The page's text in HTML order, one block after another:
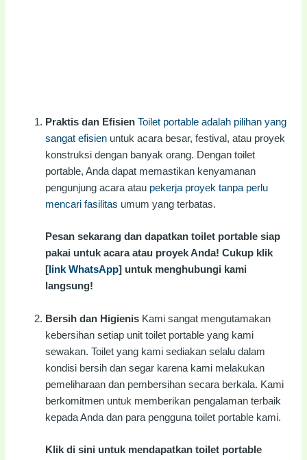
Praktis dan Efisien Toilet portable adalah pilihan yang
sangat efisien untuk acara besar, festival, atau proyek
konstruksi dengan banyak orang. Dengan toilet
portable, Anda dapat memastikan kenyamanan
pengunjung acara atau pekerja proyek tanpa perlu
mencari fasilitas umum yang terbatas.
Pesan sekarang dan dapatkan toilet portable siap
pakai untuk acara atau proyek Anda! Cukup klik
[ link WhatsApp] untuk menghubungi kami
langsung!
Bersih dan Higienis Kami sangat mengutamakan
kebersihan setiap unit toilet portable yang kami
sewakan. Toilet yang kami sediakan selalu dalam
kondisi bersih dan segar karena kami melakukan
pemeliharaan dan pembersihan secara berkala. Kami
berkomitmen untuk memberikan pengalaman terbaik
kepada Anda dan para pengguna toilet portable kami.
Klik di sini untuk mendapatkan toilet portable